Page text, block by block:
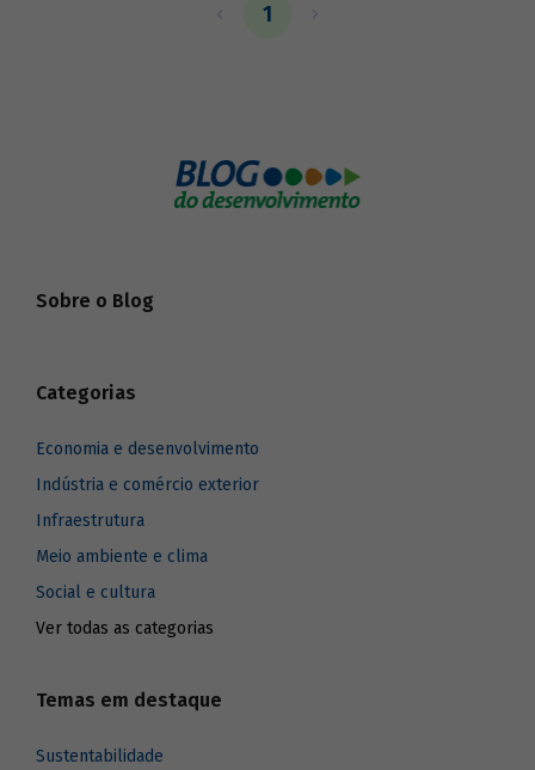
pela chefe do Departamento de Educação
1
Sobre o Blog
Categorias
Economia e desenvolvimento
Indústria e comércio exterior
Infraestrutura
Meio ambiente e clima
Social e cultura
Ver todas as categorias
Temas em destaque
Sustentabilidade